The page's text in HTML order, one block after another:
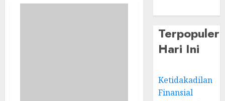
Terpopuler
Hari Ini
Ketidakadilan
Finansial